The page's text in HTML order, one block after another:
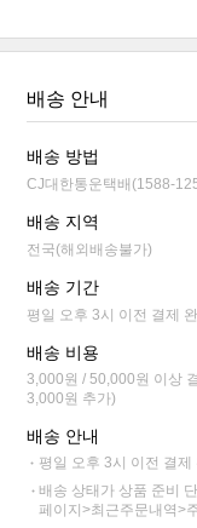
배송 안내
배송 방법
CJ대한통운택배(1588-
배송 지역
전국(해외배송불가)
배송 기간
평일 오후 3시 이전 결제
배송 비용
3,000원 / 50,000원 이상
3,000원 추가)
배송 안내
평일 오후 3시 이전 결
배송 상태가 상품 준비
페이지>최근주문내역>